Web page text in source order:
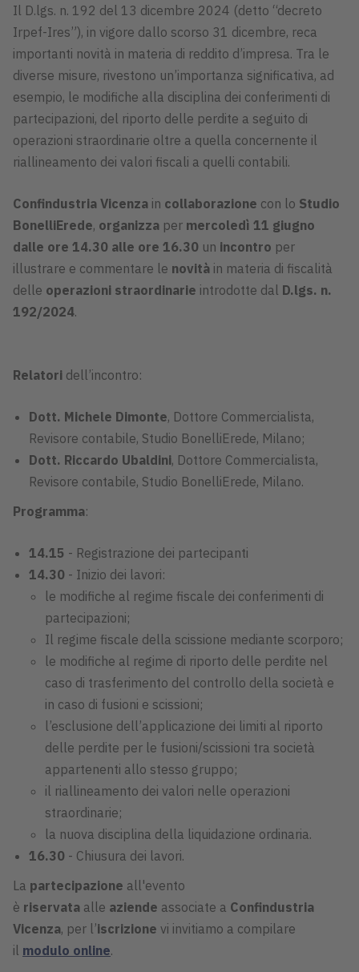
Il D.lgs. n. 192 del 13 dicembre 2024 (detto “decreto
Irpef-Ires”), in vigore dallo scorso 31 dicembre, reca
importanti novità in materia di reddito d’impresa. Tra le
diverse misure, rivestono un’importanza significativa, ad
esempio, le modifiche alla disciplina dei conferimenti di
partecipazioni, del riporto delle perdite a seguito di
operazioni straordinarie oltre a quella concernente il
riallineamento dei valori fiscali a quelli contabili.
Confindustria Vicenza in collaborazione con lo Studio
BonelliErede, organizza per mercoledì 11 giugno
dalle ore 14.30 alle ore 16.30 un incontro per
illustrare e commentare le novità in materia di fiscalità
delle operazioni straordinarie introdotte dal D.lgs. n.
192/2024.
Relatori dell’incontro:
Dott. Michele Dimonte, Dottore Commercialista,
Revisore contabile, Studio BonelliErede, Milano;
Dott. Riccardo Ubaldini, Dottore Commercialista,
Revisore contabile, Studio BonelliErede, Milano.
Programma:
14.15 - Registrazione dei partecipanti
14.30 - Inizio dei lavori:
le modifiche al regime fiscale dei conferimenti di
partecipazioni;
Il regime fiscale della scissione mediante scorporo;
le modifiche al regime di riporto delle perdite nel
caso di trasferimento del controllo della società e
in caso di fusioni e scissioni;
l’esclusione dell’applicazione dei limiti al riporto
delle perdite per le fusioni/scissioni tra società
appartenenti allo stesso gruppo;
il riallineamento dei valori nelle operazioni
straordinarie;
la nuova disciplina della liquidazione ordinaria.
16.30 - Chiusura dei lavori.
La partecipazione all'evento
è riservata alle aziende associate a Confindustria
Vicenza, per l’iscrizione vi invitiamo a compilare
il modulo online.